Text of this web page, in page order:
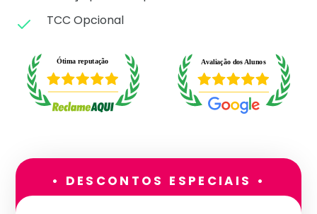
TCC Opcional
• DESCONTOS ESPECIAIS •